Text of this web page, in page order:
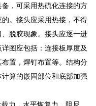
，可采用热硫化连接的方
。接头应采用热接，不得
脱胶现象。接头应逐一进
图应包括：连接板厚度及
置，焊钉布置等。结构分
算的嵌固部位和底部加强